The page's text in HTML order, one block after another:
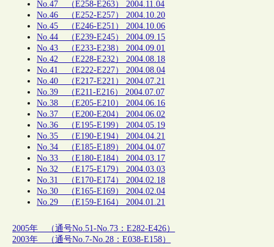
No.47 （E258-E263） 2004.11.04
No.46 （E252-E257） 2004.10.20
No.45 （E246-E251） 2004.10.06
No.44 （E239-E245） 2004.09.15
No.43 （E233-E238） 2004.09.01
No.42 （E228-E232） 2004.08.18
No.41 （E222-E227） 2004.08.04
No.40 （E217-E221） 2004.07.21
No.39 （E211-E216） 2004.07.07
No.38 （E205-E210） 2004.06.16
No.37 （E200-E204） 2004.06.02
No.36 （E195-E199） 2004.05.19
No.35 （E190-E194） 2004.04.21
No.34 （E185-E189） 2004.04.07
No.33 （E180-E184） 2004.03.17
No.32 （E175-E179） 2004.03.03
No.31 （E170-E174） 2004.02.18
No.30 （E165-E169） 2004.02.04
No.29 （E159-E164） 2004.01.21
2005年 （通号No.51-No.73：E282-E426）
2003年 （通号No.7-No.28：E038-E158）